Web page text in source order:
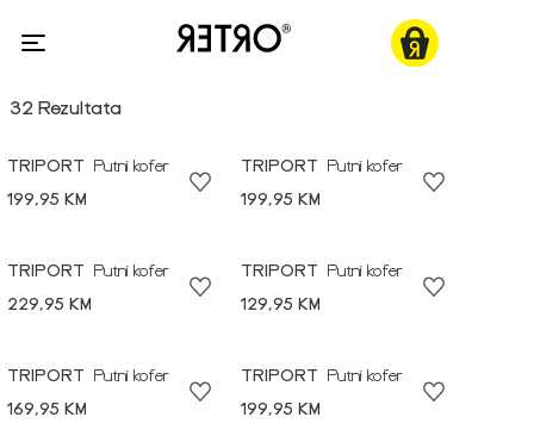
32 Rezultata
TRIPORT
Putni kofer
199,95 KM
TRIPORT
Putni kofer
199,95 KM
TRIPORT
Putni kofer
229,95 KM
TRIPORT
Putni kofer
129,95 KM
TRIPORT
Putni kofer
169,95 KM
TRIPORT
Putni kofer
199,95 KM